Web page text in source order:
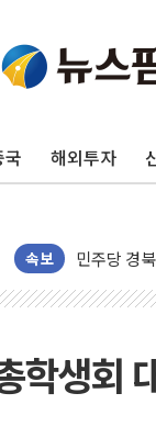
국 해외투자
속보
125mm 폭
평택 진
포항 블루
상주 낙동
민주당 경
인천서 말
[속보] 민
[속보] 민주
[속보] 민
학생회